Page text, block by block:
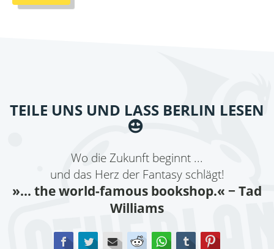
TEILE UNS UND LASS BERLIN LESEN
Wo die Zukunft beginnt ...
und das Herz der Fantasy schlägt!
»... the world-famous bookshop.« − Tad
Williams
FacebookTwitterE-mail Reddit WhatsApp
tumblr